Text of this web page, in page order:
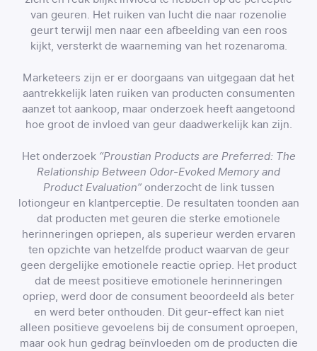
van geuren. Het ruiken van lucht die naar rozenolie
geurt terwijl men naar een afbeelding van een roos
kijkt, versterkt de waarneming van het rozenaroma.
Marketeers zijn er er doorgaans van uitgegaan dat het
aantrekkelijk laten ruiken van producten consumenten
aanzet tot aankoop, maar onderzoek heeft aangetoond
hoe groot de invloed van geur daadwerkelijk kan zijn.
Het onderzoek “Proustian Products are Preferred: The
Relationship Between Odor-Evoked Memory and
Product Evaluation”onderzocht de link tussen
lotiongeur en klantperceptie. De resultaten toonden aan
dat producten met geuren die sterke emotionele
herinneringen opriepen, als superieur werden ervaren
ten opzichte van hetzelfde product waarvan de geur
geen dergelijke emotionele reactie opriep. Het product
dat de meest positieve emotionele herinneringen
opriep, werd door de consument beoordeeld als beter
en werd beter onthouden. Dit geur-effect kan niet
alleen positieve gevoelens bij de consument oproepen,
maar ook hun gedrag beïnvloeden om de producten die